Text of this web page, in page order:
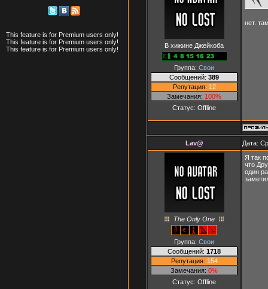
This feature is for Premium users only!
This feature is for Premium users only!
This feature is for Premium users only!
В хижине Джейкоба
Группа: Свои
Сообщений: 389
Репутация: 12
Замечания: 100%
Статус: Offline
нет.
Lav@ Дата:
The Only One
Группа: Свои
Сообщений: 1718
Репутация: 154
Замечания: 0%
Статус: Offline
Я так
что
один